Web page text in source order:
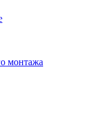
монтажа